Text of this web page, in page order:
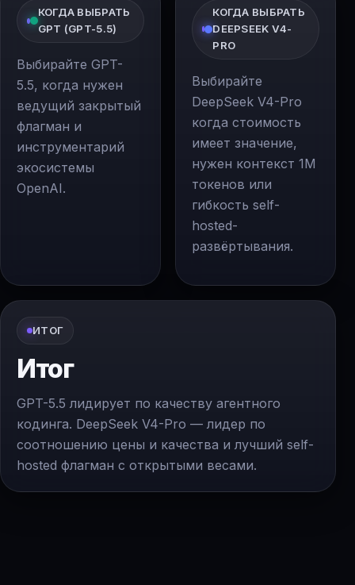
КОГДА ВЫБРАТЬ
GPT (GPT-5.5)
Выбирайте GPT-
5.5, когда нужен
ведущий закрытый
флагман и
инструментарий
экосистемы
OpenAI.
КОГДА ВЫБРАТЬ
DEEPSEEK V4-
PRO
Выбирайте
DeepSeek V4-Pro
когда стоимость
имеет значение,
нужен контекст 1M
токенов или
гибкость self-
hosted-
развёртывания.
ИТОГ
Итог
GPT-5.5 лидирует по качеству агентного
кодинга. DeepSeek V4-Pro — лидер по
соотношению цены и качества и лучший self-
hosted флагман с открытыми весами.